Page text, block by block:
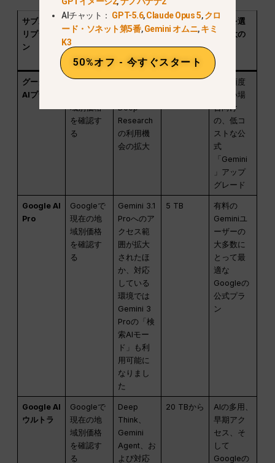
サブスク
リプショ
ン
価格に関
する注意
事項
メイン・
ジェミ
ニ・アク
セス
付属スト
レージ
これを選
ぶ最大の
グーグル
AIプラス
Googleで
域別価格
を確認す
る
Gemini 3.1
Deep
Research
の利用機
会の拡大
400 GB
使用頻度
が低い場
合向け
の、低コ
ストな公
式
「Gemini
」アップ
グレード
Google AI
Pro
Googleで
現在の地
域別価格
を確認す
る
Gemini 3.1
Proへのア
クセス範
囲が拡大
されたほ
か、対応
している
環境では
Gemini 3
Proの「検
索AIモー
ド」も利
用可能に
なりまし
た
5 TB
有料の
Geminiユ
ーザーの
大多数に
とって最
適な
Googleの
公式プラ
ン
Google AI
ウルトラ
Googleで
現在の地
域別価格
を確認す
る
Deep
Think、
Gemini
Agent、お
よび対応
20 TBから
AIの多用、
早期アク
セス、そ
して
Googleの
AIチャット： GPT-5.6,Claude Opus 5,クロ
ード・ソネット第5番,Gemini オムニ,キミ
K3
50%オフ - 今すぐスタート